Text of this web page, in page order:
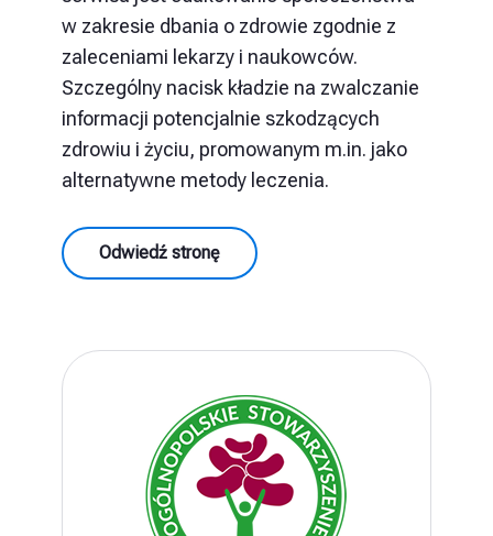
w zakresie dbania o zdrowie zgodnie z
zaleceniami lekarzy i naukowców.
Szczególny nacisk kładzie na zwalczanie
informacji potencjalnie szkodzących
zdrowiu i życiu, promowanym m.in. jako
alternatywne metody leczenia.
Odwiedź stronę